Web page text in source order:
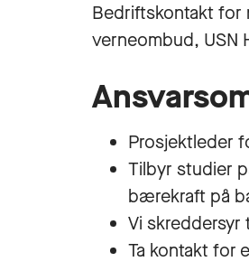
Bedriftskontakt for
verneombud, USN
Prosjektleder
Tilbyr studier
bærekraft på
Vi
Ta kontakt for